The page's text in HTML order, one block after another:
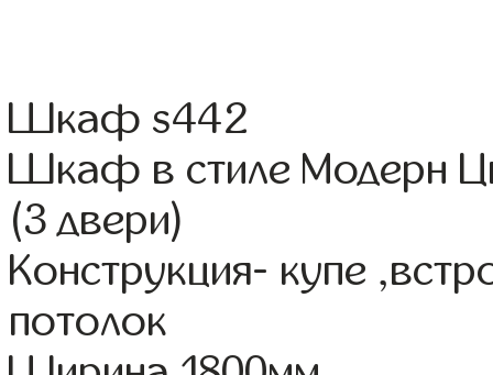
Шкаф s442
Шкаф в стиле Модерн
(3 двери)
Конструкция- купе
потолок